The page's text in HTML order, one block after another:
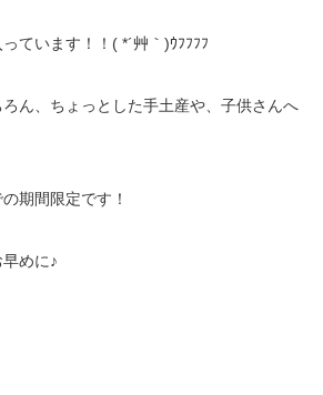
ています！！( *´艸｀)ｳﾌﾌﾌﾌ
ん、ちょっとした手土産や、子供さんへ
期間限定です！
めに♪